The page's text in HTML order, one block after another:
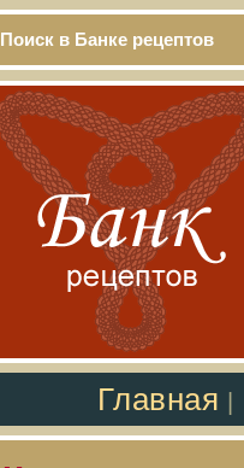
Поиск в Банке рецептов
Главная